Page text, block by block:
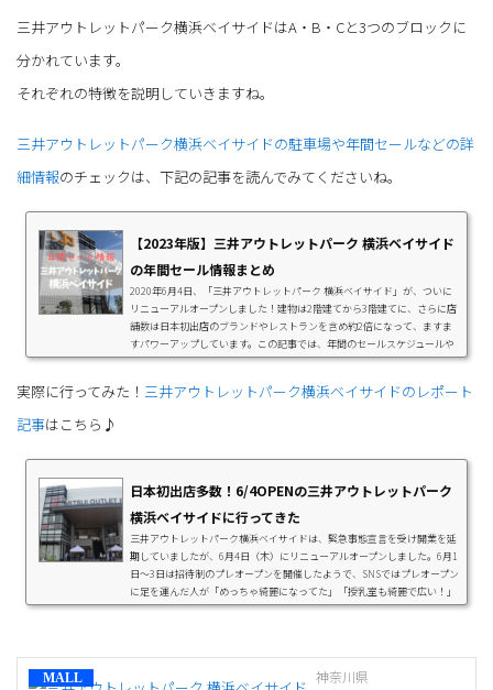
三井アウトレットパーク横浜ベイサイドはA・B・Cと3つのブロックに
分かれています。
それぞれの特徴を説明していきますね。
三井アウトレットパーク横浜ベイサイドの駐車場や年間セールなどの詳
細情報のチェックは、下記の記事を読んでみてくださいね。
【2023年版】三井アウトレットパーク 横浜ベイサイド
の年間セール情報まとめ
2020年6月4日、「三井アウトレットパーク 横浜ベイサイド」が、ついに
リニューアルオープンしました！建物は2階建てから3階建てに、さらに店
舗数は日本初出店のブランドやレストランを含め約2倍になって、ますま
すパワーアップしています。この記事では、年間のセールスケジュールや
混雑する時期、駐車場などの情報を中心に、オススメのショップやレスト
トレットパーク 横浜ベイサイド」を満喫するために、ぜひチェックしてみ
実際に行ってみた！ 三井アウトレットパーク横浜ベイサイドのレポート
記事はこちら♪
日本初出店多数！6/4OPENの三井アウトレットパーク
横浜ベイサイドに行ってきた
三井アウトレットパーク横浜ベイサイドは、緊急事態宣言を受け開業を延
期していましたが、6月4日（木）にリニューアルオープンしました。6月1
日～3日は招待制のプレオープンを開催したようで、SNSではプレオープン
に足を運んだ人が「めっちゃ綺麗になってた」「授乳室も綺麗で広い！」
「広くて迷子になった笑」などの投稿が話題に。開業直後の三井アウトレ
イサイド」は、神奈川県横浜市金沢区...
神奈川県